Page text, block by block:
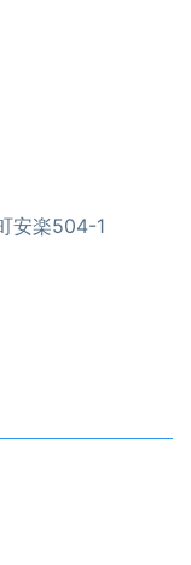
安楽504-1